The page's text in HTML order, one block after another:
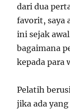
dari dua
favorit, saya
ini sejak
bagaimana
kepada para
Pelatih
jika ada